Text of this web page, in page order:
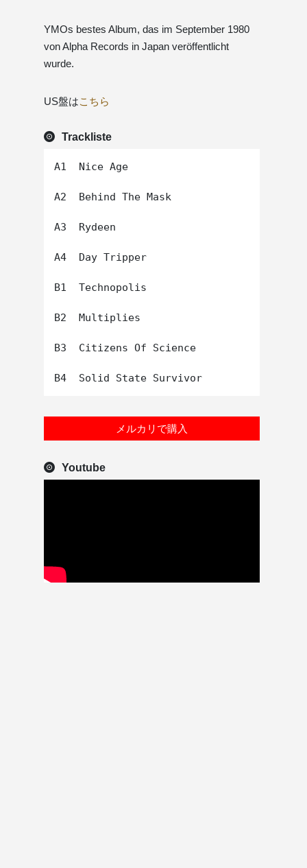
YMOs bestes Album, das im September 1980
von Alpha Records in Japan veröffentlicht
wurde.
US盤はこちら
Trackliste
A1  Nice Age
A2  Behind The Mask
A3  Rydeen
A4  Day Tripper
B1  Technopolis
B2  Multiplies
B3  Citizens Of Science
メルカリで購入
Youtube